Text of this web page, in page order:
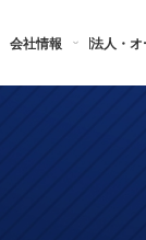
会社情報 法人・オ